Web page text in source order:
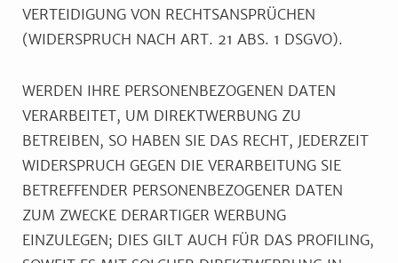
VERTEIDIGUNG VON RECHTSANSPRÜCHEN
(WIDERSPRUCH NACH ART. 21 ABS. 1 DSGVO).
WERDEN IHRE PERSONENBEZOGENEN DATEN
VERARBEITET, UM DIREKTWERBUNG ZU
BETREIBEN, SO HABEN SIE DAS RECHT, JEDERZEIT
WIDERSPRUCH GEGEN DIE VERARBEITUNG SIE
BETREFFENDER PERSONENBEZOGENER DATEN
ZUM ZWECKE DERARTIGER WERBUNG
EINZULEGEN; DIES GILT AUCH FÜR DAS PROFILING,